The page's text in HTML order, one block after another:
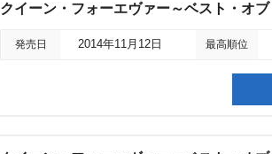
クイーン・フォーエヴァー～ベスト・オ
発売日 2014年11月12日 最高順位